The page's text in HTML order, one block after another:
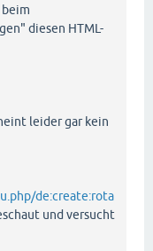
diesen HTML-
leider gar kein
de:create:rota
und versucht